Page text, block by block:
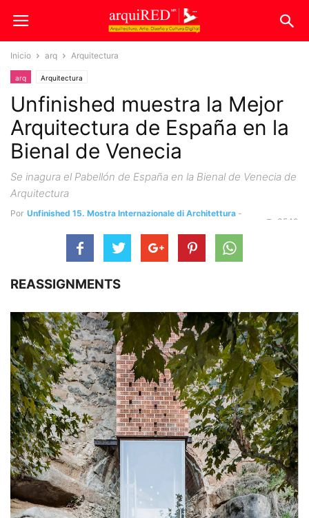
Inicio arq Arquitectura
arq Arquitectura
Unfinished muestra la Mejor
Arquitectura de España en la
Bienal de Venecia
Se inagura el Pabellón de España en la Bienal de Venecia de
Arquitectura
Por Unfinished 15. Mostra Internazionale di Architettura -
3540
REASSIGNMENTS